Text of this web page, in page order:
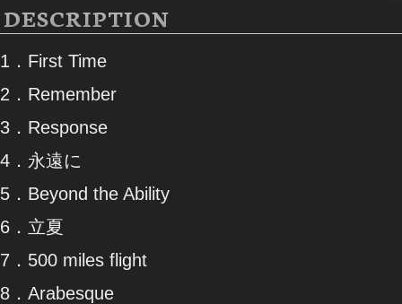
DESCRIPTION
1．First Time
2．Remember
3．Response
4．永遠に
5．Beyond the Ability
6．立夏
7．500 miles flight
8．Arabesque